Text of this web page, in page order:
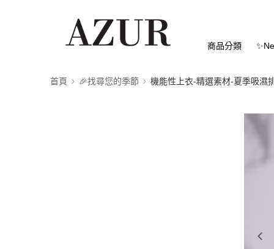
商品分類
首頁 🎉找尋您的季節 機能性上衣-精選素材-夏季吸濕